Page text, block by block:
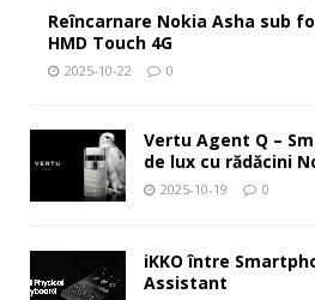
[ 2025-10-19 ]
[ 2025-10-03 ]
Reîncarnare Nokia Asha sub
HMD Touch 4G
2025-10-22 0
Vertu Agent Q –
de lux cu rădăcini
2025-10-19 0
iKKO între
Assistant